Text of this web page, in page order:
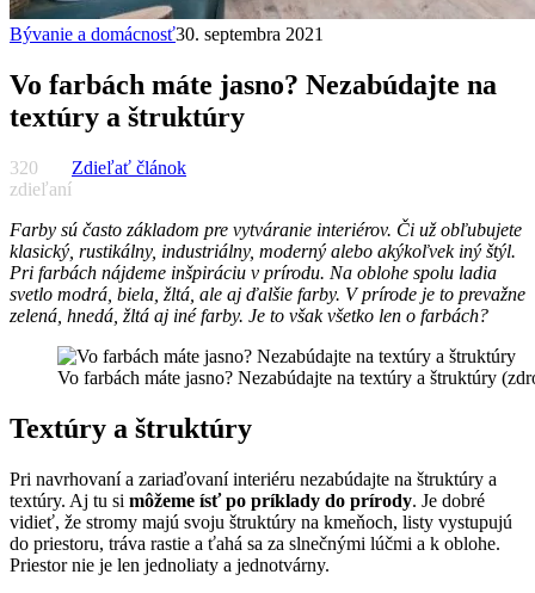
Bývanie a domácnosť30. septembra 2021
Vo farbách máte jasno? Nezabúdajte na
textúry a štruktúry
320
zdieľaní
Zdieľať článok
Farby sú často základom pre vytváranie interiérov. Či už obľubujete
klasický, rustikálny, industriálny, moderný alebo akýkoľvek iný štýl.
Pri farbách nájdeme inšpiráciu v prírodu. Na oblohe spolu ladia
svetlo modrá, biela, žltá, ale aj ďalšie farby. V prírode je to prevažne
zelená, hnedá, žltá aj iné farby. Je to však všetko len o farbách?
Vo farbách máte jasno? Nezabúdajte na textúry a štruktúry
Textúry a štruktúry
Pri navrhovaní a zariaďovaní interiéru nezabúdajte na štruktúry a
textúry. Aj tu si môžeme ísť po príklady do prírody. Je dobré
vidieť, že stromy majú svoju štruktúry na kmeňoch, listy vystupujú
do priestoru, tráva rastie a ťahá sa za slnečnými lúčmi a k oblohe.
Priestor nie je len jednoliaty a jednotvárny.